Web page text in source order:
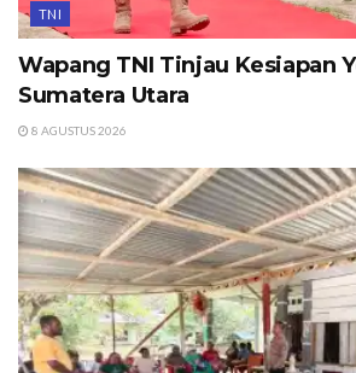
TNI
Wapang TNI Tinjau Kesiapan
Sumatera Utara
8 AGUSTUS 2026